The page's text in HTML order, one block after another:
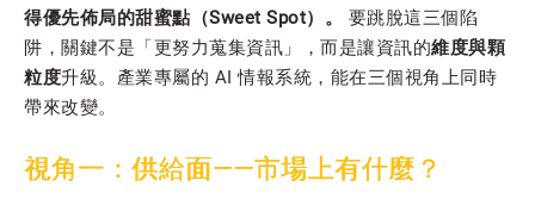
得優先佈局的甜蜜點（Sweet Spot）。
要跳脫這三個陷
阱，關鍵不是「更努力蒐集資訊」，而是讓資訊的維度與顆
粒度升級。產業專屬的 AI 情報系統，能在三個視角上同時
帶來改變。
視角一：供給面——市場上有什麼？